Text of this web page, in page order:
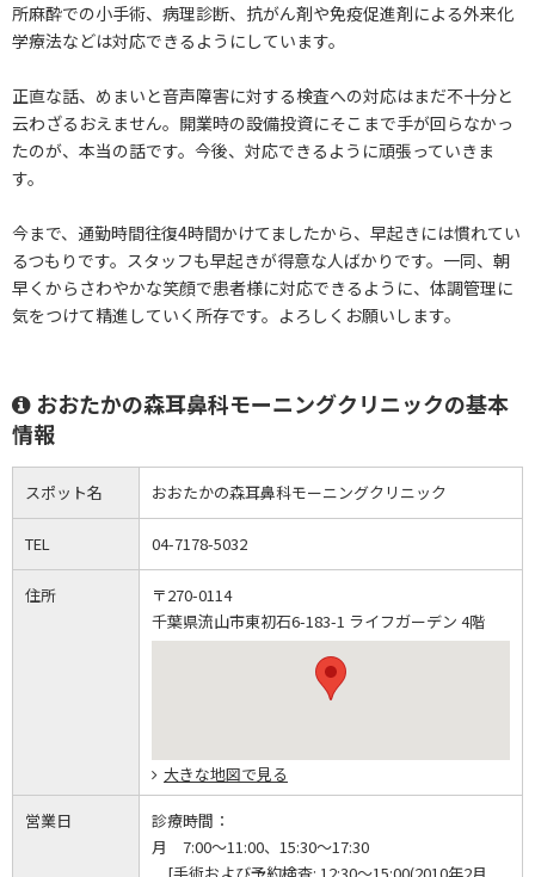
所麻酔での小手術、病理診断、抗がん剤や免疫促進剤による外来化
学療法などは対応できるようにしています。
正直な話、めまいと音声障害に対する検査への対応はまだ不十分と
云わざるおえません。開業時の設備投資にそこまで手が回らなかっ
たのが、本当の話です。今後、対応できるように頑張っていきま
す。
今まで、通勤時間往復4時間かけてましたから、早起きには慣れてい
るつもりです。スタッフも早起きが得意な人ばかりです。一同、朝
早くからさわやかな笑顔で患者様に対応できるように、体調管理に
気をつけて精進していく所存です。よろしくお願いします。
おおたかの森耳鼻科モーニングクリニックの基本
情報
スポット名 おおたかの森耳鼻科モーニングクリニック
TEL 04-7178-5032
住所
〒270-0114
千葉県流山市東初石6-183-1 ライフガーデン 4階
大きな地図で見る
営業日
診療時間：
月 7:00～11:00、15:30～17:30